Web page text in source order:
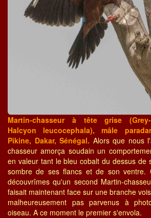
Martin-chasseur à tête grise
Halcyon leucocephala), mâle
Pikine, Dakar, Sénégal. Alors que nous
chasseur amorça soudain un
en valeur tant le bleu cobalt du dessus de
sombre de ses flancs et de son ventre.
découvrîmes qu'un second Martin-
faisait maintenant face sur une branche
malheureusement pas parvenus à
oiseau. A ce moment le premier s'envola.